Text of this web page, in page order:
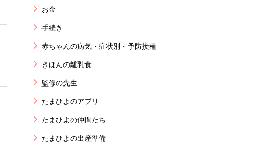
お金
手続き
赤ちゃんの病気・症状別・予防接種
きほんの離乳食
監修の先生
たまひよのアプリ
たまひよの仲間たち
たまひよの出産準備